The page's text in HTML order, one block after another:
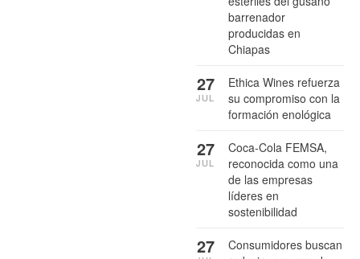
barrenador
producidas en
Chiapas
Ethica Wines refuerza
su compromiso con la
formación enológica
27
JUL
Coca-Cola FEMSA,
reconocida como una
de las empresas
líderes en
sostenibilidad
27
JUL
Consumidores buscan
27